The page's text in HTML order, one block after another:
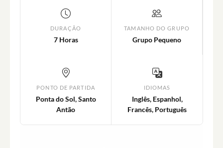
DURAÇÃO
7 Horas
TAMANHO DO GRUPO
Grupo Pequeno
PONTO DE PARTIDA
Ponta do Sol, Santo
Antão
IDIOMAS
Inglês, Espanhol,
Francês, Português